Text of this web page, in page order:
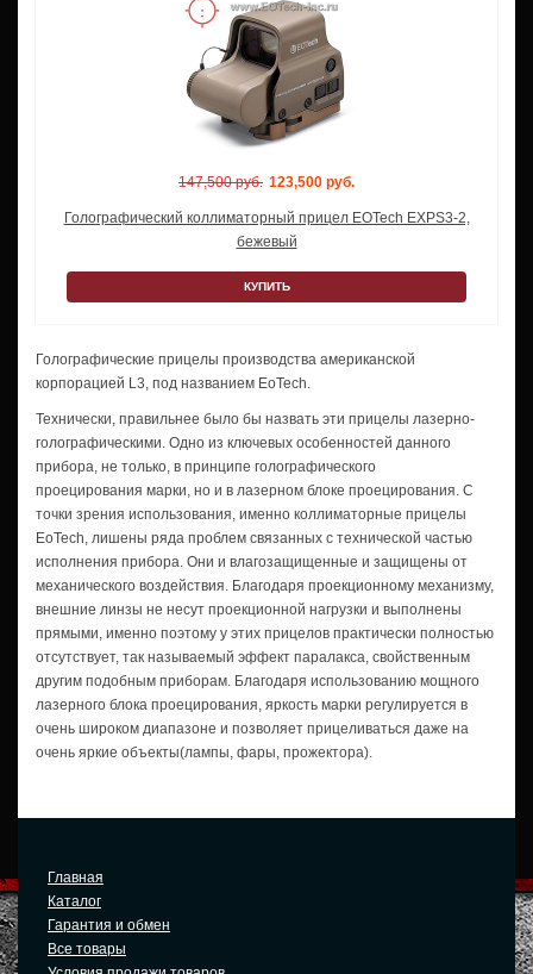
147,500 руб. 123,500 руб.
Голографический коллиматорный прицел EOTech EXPS3-2,
бежевый
КУПИТЬ
Голографические прицелы производства американской
корпорацией L3, под названием EoTech.
Технически, правильнее было бы назвать эти прицелы лазерно-
голографическими. Одно из ключевых особенностей данного
прибора, не только, в принципе голографического
проецирования марки, но и в лазерном блоке проецирования. C
точки зрения использования, именно коллиматорные прицелы
EoTech, лишены ряда проблем связанных с технической частью
исполнения прибора. Они и влагозащищенные и защищены от
механического воздействия. Благодаря проекционному механизму,
внешние линзы не несут проекционной нагрузки и выполнены
прямыми, именно поэтому у этих прицелов практически полностью
отсутствует, так называемый эффект паралакса, свойственным
другим подобным приборам. Благодаря использованию мощного
лазерного блока проецирования, яркость марки регулируется в
очень широком диапазоне и позволяет прицеливаться даже на
очень яркие объекты(лампы, фары, прожектора).
Главная
Каталог
Гарантия и обмен
Все товары